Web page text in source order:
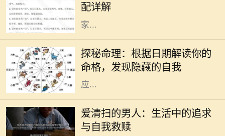
配详解
常关键，这可以影响到感情的和谐与
家...
探秘命理：根据日期解读你的
命格，发现隐藏的自我
在中国传统文化中，命理学作为一门
古老的学问，深受人们的关注。每个
人的生辰八字、出生日期，都会对其
命格产生显著的影响。不同的日期对
应...
爱清扫的男人：生活中的追求
与自我救赎
在现代社会中，越来越多的人开始关
注生活质量和内心的宁静。其中，有
一种特别的现象引起了我们的注意：
那些热爱清扫的男人。他们并不是简